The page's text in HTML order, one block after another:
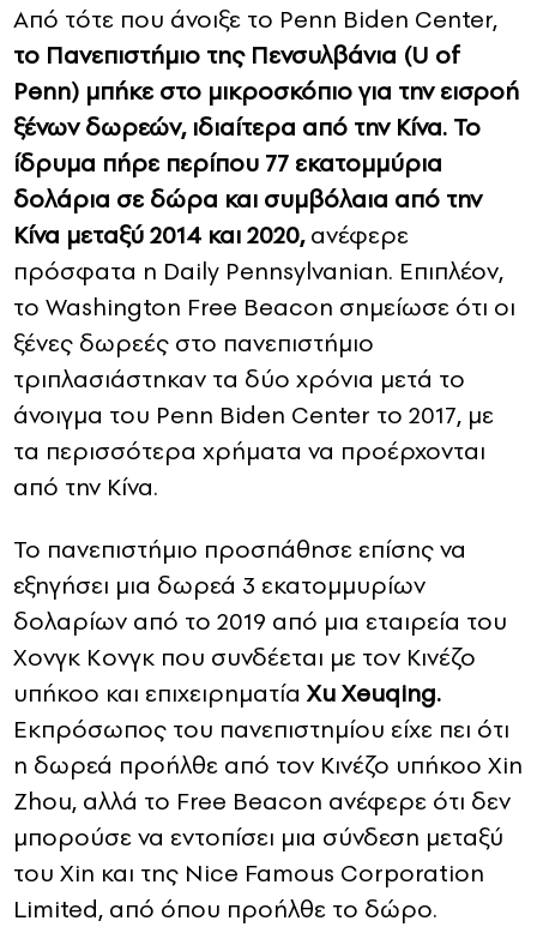
Από τότε που άνοιξε το Penn Biden Center,
το Πανεπιστήμιο της Πενσυλβάνια (U of
Penn) μπήκε στο μικροσκόπιο για την εισροή
ξένων δωρεών, ιδιαίτερα από την Κίνα. To
ίδρυμα πήρε περίπου 77 εκατομμύρια
δολάρια σε δώρα και συμβόλαια από την
Κίνα μεταξύ 2014 και 2020,ανέφερε
πρόσφατα η Daily Pennsylvanian. Επιπλέον,
το Washington Free Beacon σημείωσε ότι οι
ξένες δωρεές στο πανεπιστήμιο
τριπλασιάστηκαν τα δύο χρόνια μετά το
άνοιγμα του Penn Biden Center το 2017, με
τα περισσότερα χρήματα να προέρχονται
από την Κίνα.
Το πανεπιστήμιο προσπάθησε επίσης να
εξηγήσει μια δωρεά 3 εκατομμυρίων
δολαρίων από το 2019 από μια εταιρεία του
Χονγκ Κονγκ που συνδέεται με τον Κινέζο
υπήκοο και επιχειρηματία Xu Xeuqing.
Εκπρόσωπος του πανεπιστημίου είχε πει ότι
η δωρεά προήλθε από τον Κινέζο υπήκοο Xin
Zhou, αλλά το Free Beacon ανέφερε ότι δεν
μπορούσε να εντοπίσει μια σύνδεση μεταξύ
του Xin και της Nice Famous Corporation
Limited, από όπου προήλθε το δώρο.